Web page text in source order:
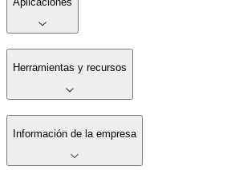
Herramientas y recursos
Información de la empresa